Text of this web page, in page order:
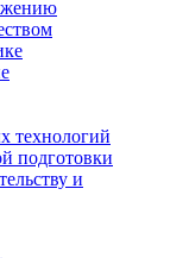
технологий
подготовки
и